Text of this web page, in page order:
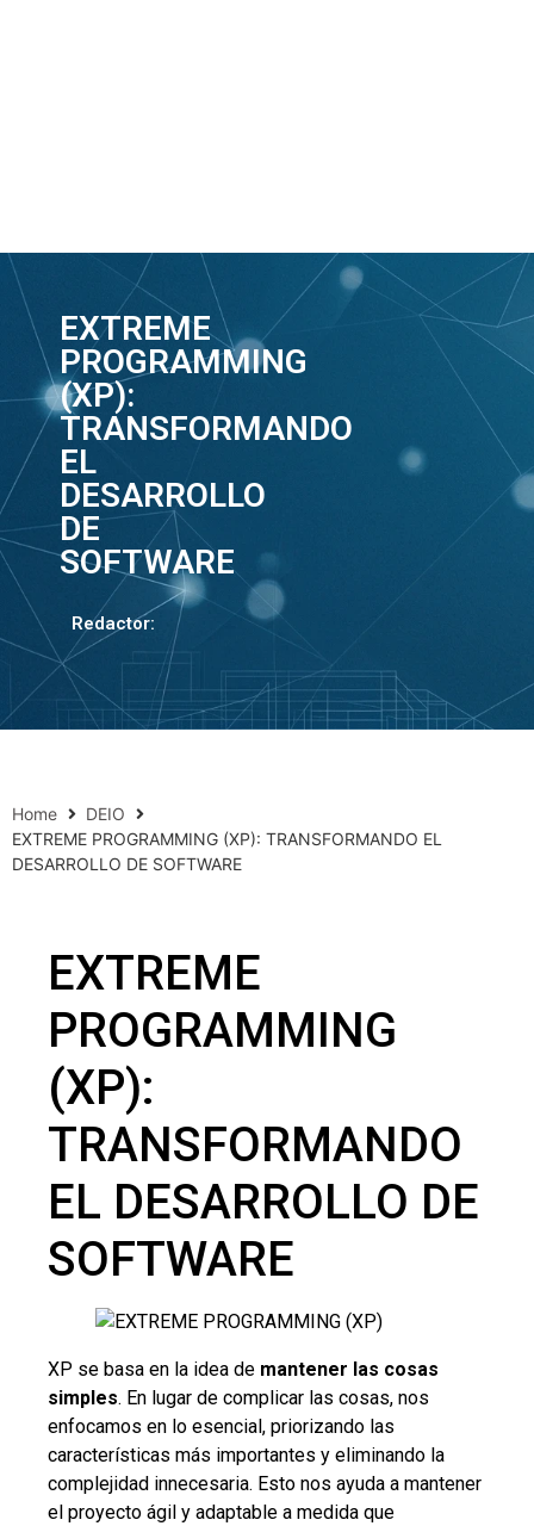
EXTREME
PROGRAMMING
(XP):
TRANSFORMANDO
EL
DESARROLLO
DE
SOFTWARE
Redactor:
Home
DEIO
EXTREME PROGRAMMING (XP): TRANSFORMANDO EL
DESARROLLO DE SOFTWARE
EXTREME
PROGRAMMING
(XP):
TRANSFORMANDO
EL DESARROLLO DE
SOFTWARE
XP se basa en la idea de mantener las cosas
simples. En lugar de complicar las cosas, nos
enfocamos en lo esencial, priorizando las
características más importantes y eliminando la
complejidad innecesaria. Esto nos ayuda a mantener
el proyecto ágil y adaptable a medida que